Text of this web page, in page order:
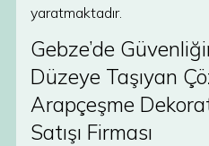
yaratmaktadır.
Gebze’de
Düzeye Taşıyan
Arapçeşme
Satışı Firması